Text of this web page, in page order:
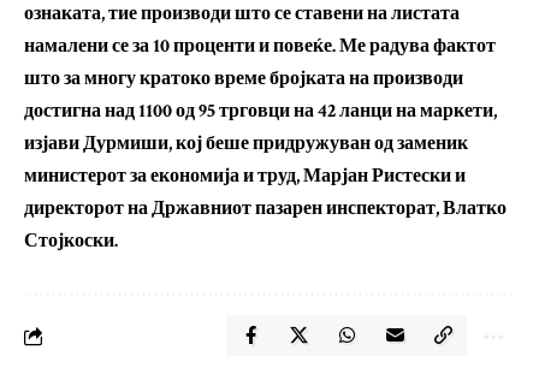
ознаката, тие производи што се ставени на листата
намалени се за 10 проценти и повеќе. Ме радува фактот
што за многу кратоко време бројката на производи
достигна над 1100 од 95 трговци на 42 ланци на маркети,
изјави Дурмиши, кој беше придружуван од заменик
министерот за економија и труд, Марјан Ристески и
директорот на Државниот пазарен инспекторат, Влатко
Стојкоски.